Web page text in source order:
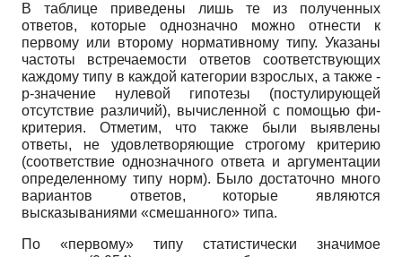
В таблице приведены лишь те из полученных
ответов, которые однозначно можно отнести к
первому или второму нормативному типу. Указаны
частоты встречаемости ответов соответствующих
каждому типу в каждой категории взрослых, а также -
p-значение нулевой гипотезы (постулирующей
отсутствие различий), вычисленной с помощью фи-
критерия. Отметим, что также были выявлены
ответы, не удовлетворяющие строгому критерию
(соответствие однозначного ответа и аргументации
определенному типу норм). Было достаточно много
вариантов ответов, которые являются
высказываниями «смешанного» типа.
По «первому» типу статистически значимое